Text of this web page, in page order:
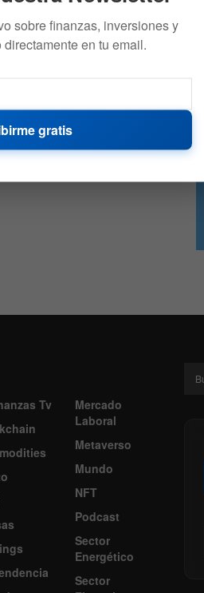
Tv
Mercado
Laboral
Metaverso
Mundo
NFT
Podcast
Sector
Energético
Sector
sobre finanzas, inversiones y
en tu email.
gratis